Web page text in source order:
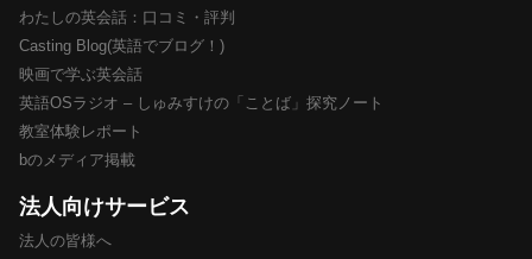
わたしの英会話：口コミ・評判
Casting Blog(英語でブログ！)
映画で学ぶ英会話
英語OSラジオ – しゅみすけの「ことば」探究ノート
教室体験レポート
bのメディア掲載
法人向けサービス
法人の皆様へ